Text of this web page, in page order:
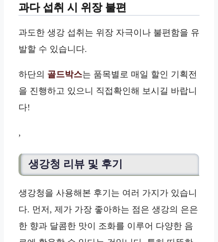
과다 섭취 시 위장 불편
과도한 생강 섭취는 위장 자극이나 불편함을 유
발할 수 있습니다.
하단의 골드박스는 품목별로 매일 할인 기획전
을 진행하고 있으니 직접확인해 보시길 바랍니
다!
,
생강청 리뷰 및 후기
생강청을 사용해본 후기는 여러 가지가 있습니
다. 먼저, 제가 가장 좋아하는 점은 생강의 은은
한 향과 달콤한 맛이 조화를 이루어 다양한 음